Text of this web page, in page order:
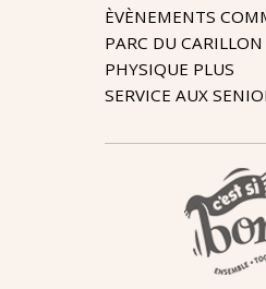
ÈVÈNEMENTS
PARC DU CARILLON
PHYSIQUE PLUS
SERVICE AUX